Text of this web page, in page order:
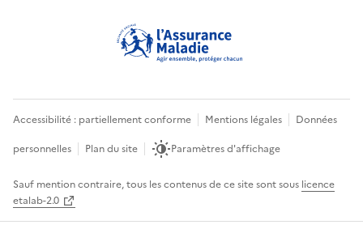
Accessibilité : partiellement conforme Mentions légales
Données
personnelles
Plan du site Paramètres d'affichage
Sauf mention contraire, tous les contenus de ce site sont sous licence
etalab-2.0